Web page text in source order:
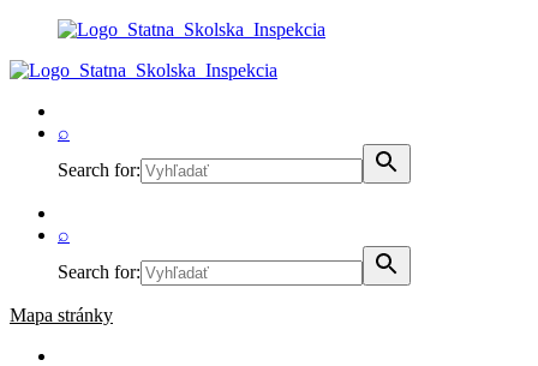
⌕
Search for:
⌕
Search for:
Mapa stránky